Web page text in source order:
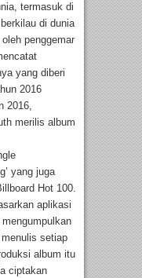
termasuk di
di dunia
penggemar
yang diberi
2016
2016,
merilis album
yang juga
Hot 100.
aplikasi
setiap
album itu
ciptakan